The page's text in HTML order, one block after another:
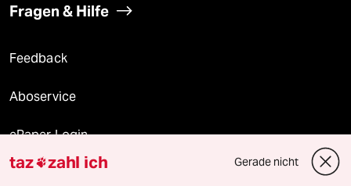
Fragen & Hilfe
Feedback
Aboservice
ePaper Login
Downloads für Abonnierende
taz zahl ich Gerade nicht